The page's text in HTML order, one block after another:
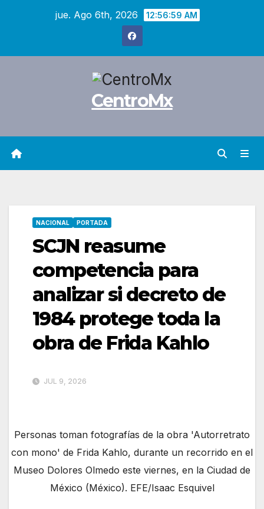
jue. Ago 6th, 2026 12:57:00 AM
CentroMx
NACIONAL PORTADA
SCJN reasume
competencia para
analizar si decreto de
1984 protege toda la
obra de Frida Kahlo
JUL 9, 2026
Personas toman fotografías de la obra 'Autorretrato
con mono' de Frida Kahlo, durante un recorrido en el
Museo Dolores Olmedo este viernes, en la Ciudad de
México (México). EFE/Isaac Esquivel